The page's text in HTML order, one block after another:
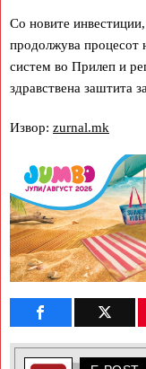
Со новите
продолжува процесот
систем во Прилеп и
здравствена заштита
Извор: zurnal.mk